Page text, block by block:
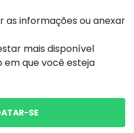
as informações ou anexar
mais disponível
que você esteja
SE